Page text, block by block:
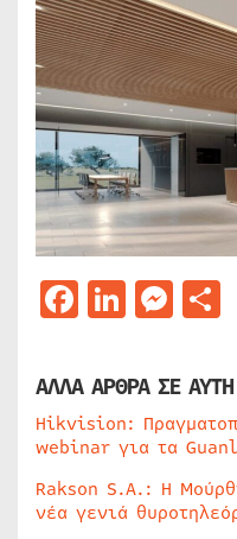
Facebook
ΑΛΛΑ ΑΡΘΡΑ ΣΕ
Hikvision:
webinar για τα
Rakson S.A.: Η
νέα γενιά